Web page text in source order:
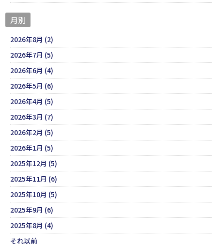
月別
2026年8月 (2)
2026年7月 (5)
2026年6月 (4)
2026年5月 (6)
2026年4月 (5)
2026年3月 (7)
2026年2月 (5)
2026年1月 (5)
2025年12月 (5)
2025年11月 (6)
2025年10月 (5)
2025年9月 (6)
2025年8月 (4)
それ以前